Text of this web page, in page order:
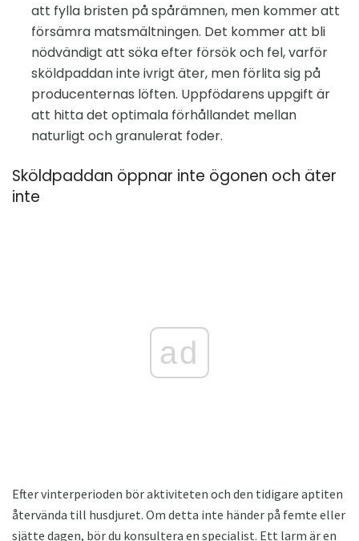
att fylla bristen på spårämnen, men kommer att
försämra matsmältningen. Det kommer att bli
nödvändigt att söka efter försök och fel, varför
sköldpaddan inte ivrigt äter, men förlita sig på
producenternas löften. Uppfödarens uppgift är
att hitta det optimala förhållandet mellan
naturligt och granulerat foder.
Sköldpaddan öppnar inte ögonen och äter
inte
ad
Efter vinterperioden bör aktiviteten och den tidigare aptiten
återvända till husdjuret. Om detta inte händer på femte eller
sjätte dagen, bör du konsultera en specialist. Ett larm är en